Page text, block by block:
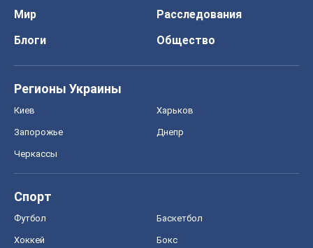
Мир
Расследования
Блоги
Общество
Регионы Украины
Киев Харьков
Запорожье Днепр
Черкассы
Спорт
Футбол Баскетбол
Хоккей Бокс